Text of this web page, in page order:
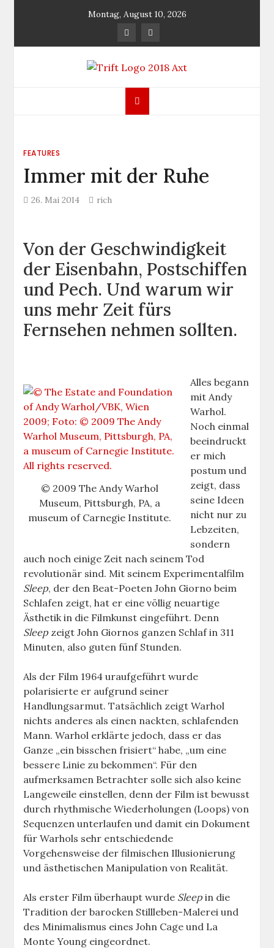
Montag, August 10, 2026
FEATURES
Immer mit der Ruhe
26. Mai 2014 rich
Von der Geschwindigkeit
der Eisenbahn, Postschiffen
und Pech. Und warum wir
uns mehr Zeit fürs
Fernsehen nehmen sollten.
© 2009 The Andy Warhol
Museum, Pittsburgh, PA, a
museum of Carnegie Institute.
Alles begann
mit Andy
Warhol.
Noch einmal
beeindruckt
er mich
postum und
zeigt, dass
seine Ideen
nicht nur zu
Lebzeiten,
sondern
auch noch einige Zeit nach seinem Tod
revolutionär sind. Mit seinem Experimentalfilm
Sleep, der den Beat-Poeten John Giorno beim
Schlafen zeigt, hat er eine völlig neuartige
Ästhetik in die Filmkunst eingeführt. Denn
Sleep zeigt John Giornos ganzen Schlaf in 311
Minuten, also guten fünf Stunden.
Als der Film 1964 uraufgeführt wurde
polarisierte er aufgrund seiner
Handlungsarmut. Tatsächlich zeigt Warhol
nichts anderes als einen nackten, schlafenden
Mann. Warhol erklärte jedoch, dass er das
Ganze „ein bisschen frisiert“ habe, „um eine
bessere Linie zu bekommen“. Für den
aufmerksamen Betrachter solle sich also keine
Langeweile einstellen, denn der Film ist bewusst
durch rhythmische Wiederholungen (Loops) von
Sequenzen unterlaufen und damit ein Dokument
für Warhols sehr entschiedende
Vorgehensweise der filmischen Illusionierung
und ästhetischen Manipulation von Realität.
Als erster Film überhaupt wurde Sleep in die
Tradition der barocken Stillleben-Malerei und
des Minimalismus eines John Cage und La
Monte Young eingeordnet.